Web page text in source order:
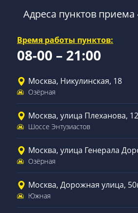
Адреса пунктов
Время работы пунктов:
08-00 – 21:00
Москва, Никулинская, 18
Озёрная
Москва, улица Плеханова,
Шоссе Энтузиастов
Москва, улица Генерала
Озёрная
Москва, Дорожная улица,
Южная